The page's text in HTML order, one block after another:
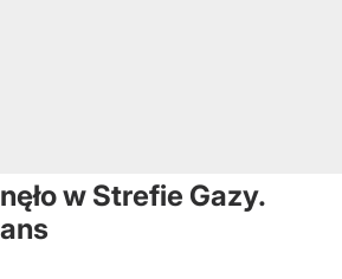
w Strefie Gazy.